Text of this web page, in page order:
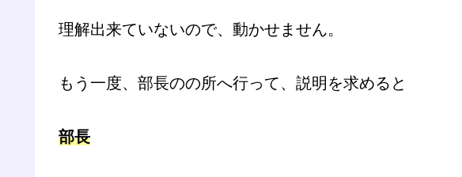
理解出来ていないので、動かせません。
もう一度、部長のの所へ行って、説明を求めると
部長